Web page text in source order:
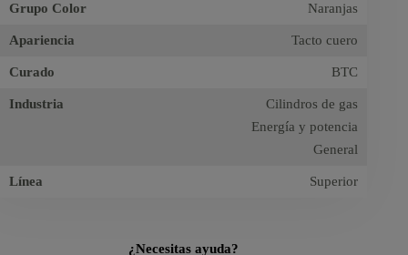
Grupo Color Naranjas
Apariencia Tacto cuero
Curado BTC
Industria
Cilindros de gas
Energía y potencia
General
Línea Superior
¿Necesitas ayuda?